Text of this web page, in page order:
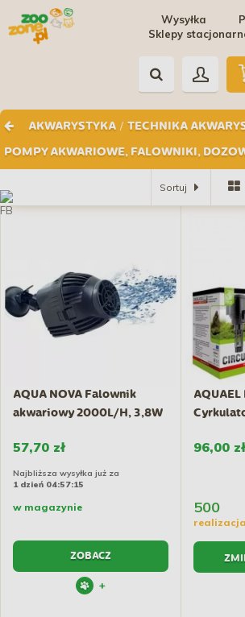
Wysyłka
Sklepy
AKWARYSTYKA / TECHNIKA
POMPY AKWARIOWE, FALOWNIKI,
AQUA NOVA Falownik
akwariowy 2000L/H, 3,8W
57,70 zł
Najbliższa wysyłka już za
1 dzień 04:57:14
w magazynie
ZOBACZ
+
96,00 zł
500